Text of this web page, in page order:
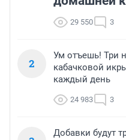
29 550 3
2
Ум отъешь! Три
кабачковой
каждый день
24 983 3
Добавки будут